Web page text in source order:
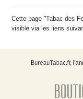
Cette page "Tabac des
visible via les liens
BureauTabac.fr,